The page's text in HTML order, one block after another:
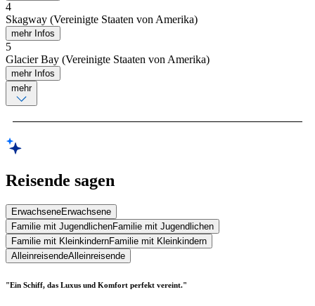
4
Skagway (Vereinigte Staaten von Amerika)
mehr Infos
5
Glacier Bay (Vereinigte Staaten von Amerika)
mehr Infos
mehr
Reisende sagen
ErwachseneErwachsene
Familie mit JugendlichenFamilie mit Jugendlichen
Familie mit KleinkindernFamilie mit Kleinkindern
AlleinreisendeAlleinreisende
"Ein Schiff, das Luxus und Komfort perfekt vereint."